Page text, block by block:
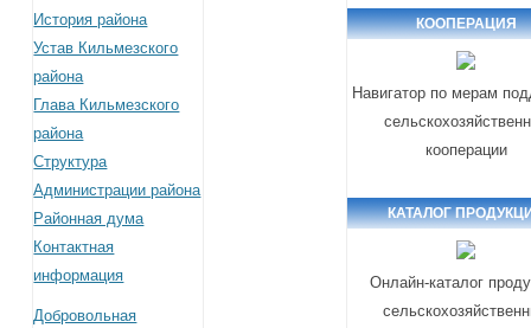
История района
Устав Кильмезского
района
Глава Кильмезского
района
Структура
Администрации района
Районная дума
Контактная
информация
Добровольная
КООПЕРАЦИЯ
Навигатор по мерам
кооперации
КАТАЛОГ
Онлайн-каталог